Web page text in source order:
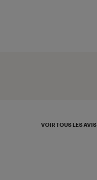
VOIR TOUS LES AVIS